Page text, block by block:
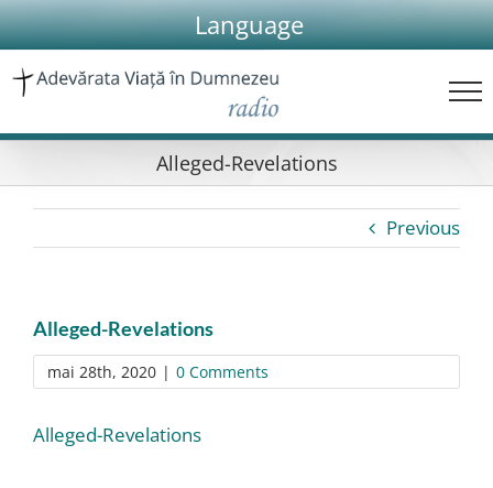
Skip
to
content
Language
Alleged-Revelations
Previous
Alleged-Revelations
mai 28th, 2020 | 0 Comments
Alleged-Revelations